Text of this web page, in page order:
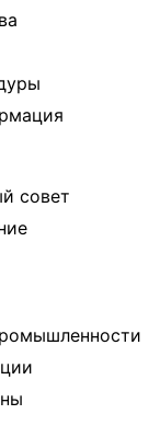
совет